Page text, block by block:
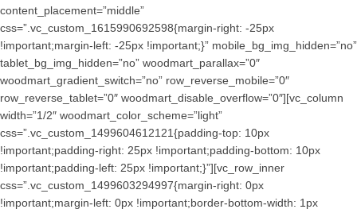
content_placement=”middle”
css=”.vc_custom_1615990692598{margin-right: -25px
!important;margin-left: -25px !important;}” mobile_bg_img_hidden=”no”
tablet_bg_img_hidden=”no” woodmart_parallax=”0″
woodmart_gradient_switch=”no” row_reverse_mobile=”0″
row_reverse_tablet=”0″ woodmart_disable_overflow=”0″][vc_column
width=”1/2″ woodmart_color_scheme=”light”
css=”.vc_custom_1499604612121{padding-top: 10px
!important;padding-right: 25px !important;padding-bottom: 10px
!important;padding-left: 25px !important;}”][vc_row_inner
css=”.vc_custom_1499603294997{margin-right: 0px
!important;margin-left: 0px !important;border-bottom-width: 1px